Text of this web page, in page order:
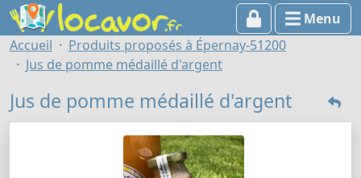
Menu
Accueil
Produits proposés à Épernay-51200
Jus de pomme médaillé d'argent
Jus de pomme médaillé d'argent